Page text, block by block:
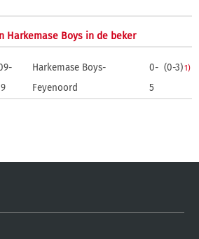
Harkemase Boys in de beker
Harkemase Boys-
Feyenoord
0-
5
(0-3)1)